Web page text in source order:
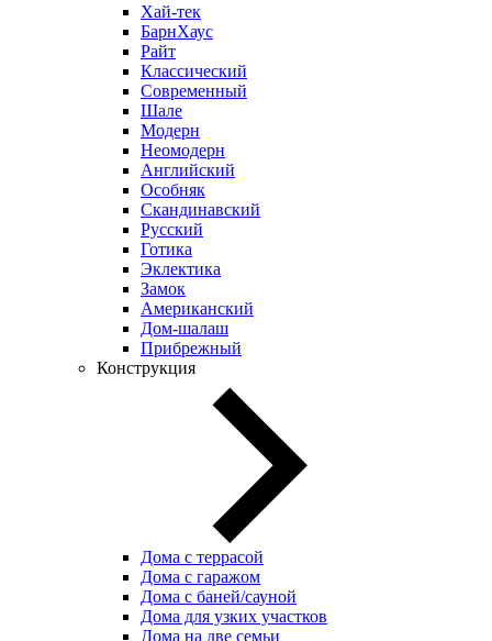
Хай-тек
БарнХаус
Райт
Классический
Современный
Шале
Модерн
Неомодерн
Английский
Особняк
Скандинавский
Русский
Готика
Эклектика
Замок
Американский
Дом-шалаш
Прибрежный
Конструкция
Дома с террасой
Дома с гаражом
Дома с баней/сауной
Дома для узких участков
Дома на две семьи